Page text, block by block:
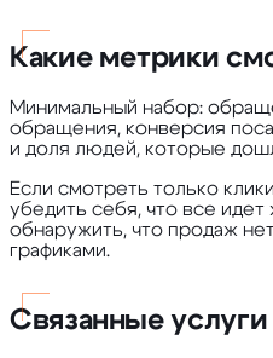
Какие метрики
Минимальный набор:
обращения, конверсия
и доля людей, которые
Если смотреть только
убедить себя, что все
обнаружить, что продаж
графиками.
Связанные услуги